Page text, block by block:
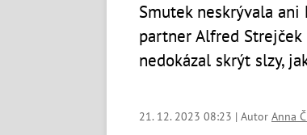
Smutek neskrývala
partner Alfred
nedokázal skrýt slzy,
21. 12. 2023 08:23 | Autor Anna